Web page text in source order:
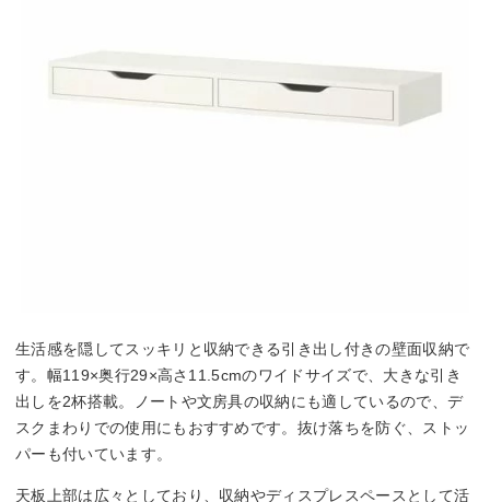
生活感を隠してスッキリと収納できる引き出し付きの壁面収納で
す。幅119×奥行29×高さ11.5cmのワイドサイズで、大きな引き
出しを2杯搭載。ノートや文房具の収納にも適しているので、デ
スクまわりでの使用にもおすすめです。抜け落ちを防ぐ、ストッ
パーも付いています。
天板上部は広々としており、収納やディスプレスペースとして活